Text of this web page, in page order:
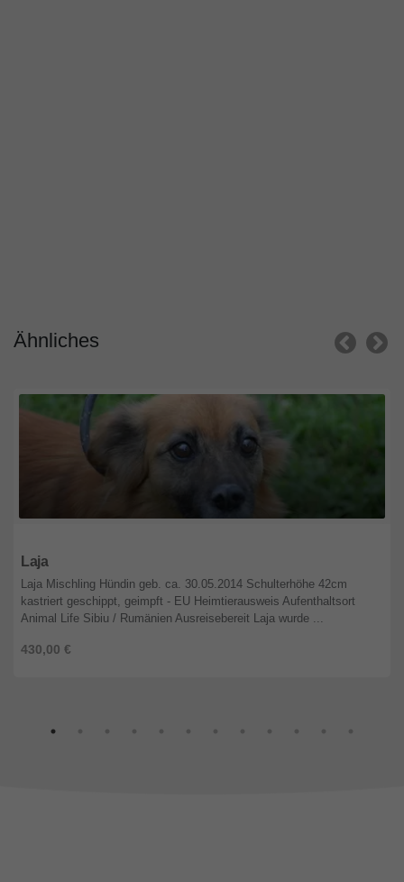
Ähnliches
Laja
430,00 €
Laja Mischling Hündin geb. ca. 30.05.2014 Schulterhöhe 42cm
kastriert geschippt, geimpft - EU Heimtierausweis Aufenthaltsort
Animal Life Sibiu / Rumänien Ausreisebereit Laja wurde ...